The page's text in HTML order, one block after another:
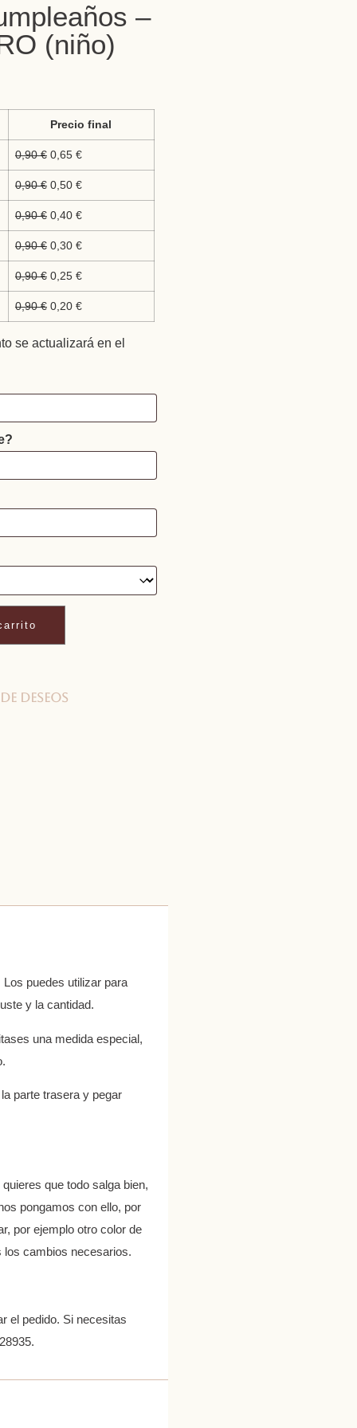
–
(niño)
Precio final
0,90€ 0,65 €
0,90€ 0,50 €
0,90€ 0,40 €
0,90€ 0,30 €
0,90€ 0,25 €
0,90€ 0,20 €
se actualizará en el
deseos
puedes utilizar para
y la cantidad.
una medida especial,
parte trasera y pegar
que todo salga bien,
pongamos con ello, por
por ejemplo otro color de
los cambios necesarios.
el pedido. Si necesitas